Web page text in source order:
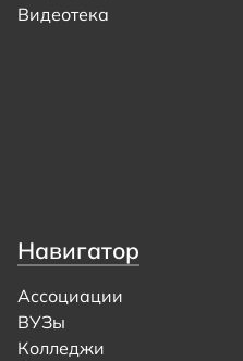
Видеотека
Навигатор
Ассоциации
ВУЗы
Колледжи